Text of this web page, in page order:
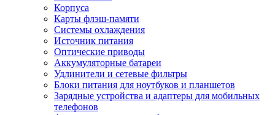
Корпуса
Карты флэш-памяти
Системы охлаждения
Источник питания
Оптические приводы
Аккумуляторные батареи
Удлинители и сетевые фильтры
Блоки питания для ноутбуков и планшетов
Зарядные устройства и адаптеры для мобильных
телефонов